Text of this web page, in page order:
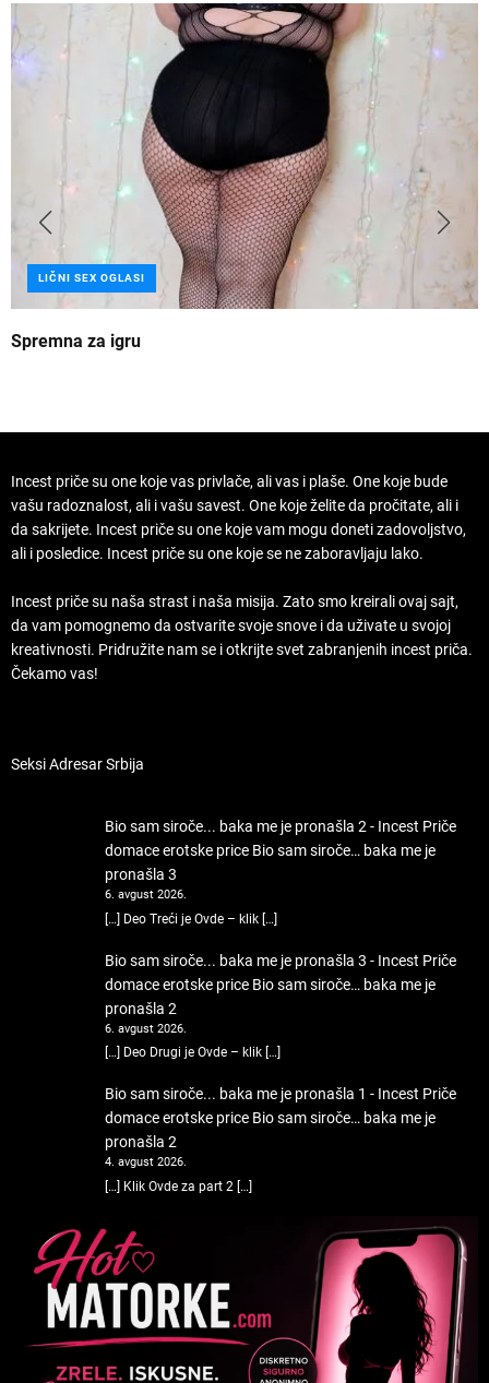
LIČNI SEX OGLASI
Spremna za igru
Incest priče su one koje vas privlače, ali vas i plaše. One koje bude
vašu radoznalost, ali i vašu savest. One koje želite da pročitate, ali i
da sakrijete. Incest priče su one koje vam mogu doneti zadovoljstvo,
ali i posledice. Incest priče su one koje se ne zaboravljaju lako.
Incest priče su naša strast i naša misija. Zato smo kreirali ovaj sajt,
da vam pomognemo da ostvarite svoje snove i da uživate u svojoj
kreativnosti. Pridružite nam se i otkrijte svet zabranjenih incest priča.
Čekamo vas!
Seksi Adresar Srbija
Bio sam siroče... baka me je pronašla 2 - Incest Priče
domace erotske price Bio sam siroče… baka me je
pronašla 3
6. avgust 2026.
[…] Deo Treći je Ovde – klik […]
Bio sam siroče... baka me je pronašla 3 - Incest Priče
domace erotske price Bio sam siroče… baka me je
pronašla 2
6. avgust 2026.
[…] Deo Drugi je Ovde – klik […]
Bio sam siroče... baka me je pronašla 1 - Incest Priče
domace erotske price Bio sam siroče… baka me je
pronašla 2
4. avgust 2026.
[…] Klik Ovde za part 2 […]